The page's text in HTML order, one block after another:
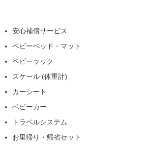
安心補償サービス
ベビーベッド・マット
ベビーラック
スケール (体重計)
カーシート
ベビーカー
トラベルシステム
お里帰り・帰省セット